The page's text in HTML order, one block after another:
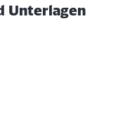
Unterlagen